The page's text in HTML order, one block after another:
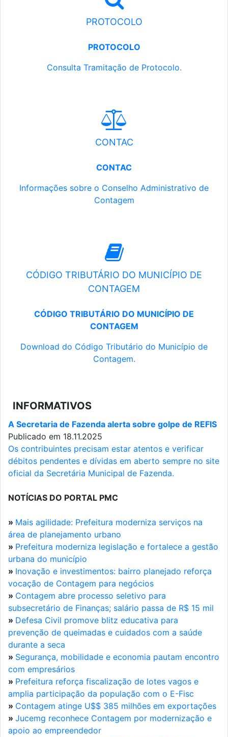
PROTOCOLO
PROTOCOLO
Consulta Tramitação de Protocolo.
CONTAC
CONTAC
Informações sobre o Conselho Administrativo de
Contagem
CÓDIGO TRIBUTÁRIO DO MUNICÍPIO DE
CONTAGEM
CÓDIGO TRIBUTÁRIO DO MUNICÍPIO DE
CONTAGEM
Download do Código Tributário do Município de
Contagem.
INFORMATIVOS
A Secretaria de Fazenda alerta sobre golpe de REFIS
Publicado em 18.11.2025
Os contribuintes precisam estar atentos e verificar
débitos pendentes e dívidas em aberto sempre no site
oficial da Secretária Municipal de Fazenda.
NOTÍCIAS DO PORTAL PMC
» Mais agilidade: Prefeitura moderniza serviços na
área de planejamento urbano
» Prefeitura moderniza legislação e fortalece a gestão
urbana do município
» Inovação e investimentos: bairro planejado reforça
vocação de Contagem para negócios
» Contagem abre processo seletivo para
subsecretário de Finanças; salário passa de R$ 15 mil
» Defesa Civil promove blitz educativa para
prevenção de queimadas e cuidados com a saúde
durante a seca
» Segurança, mobilidade e economia pautam encontro
com empresários
» Prefeitura reforça fiscalização de lotes vagos e
amplia participação da população com o E-Fisc
» Contagem atinge U$$ 385 milhões em exportações
» Jucemg reconhece Contagem por modernização e
apoio ao empreendedor